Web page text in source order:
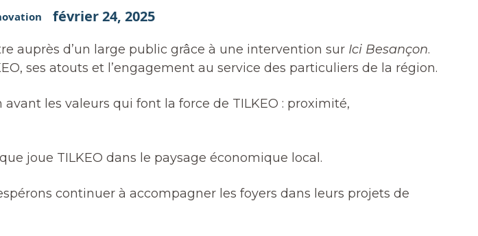
février 24, 2025
auprès d’un large public grâce à une intervention sur Ici Besançon.
ses atouts et l’engagement au service des particuliers de la région.
les valeurs qui font la force de TILKEO : proximité,
joue TILKEO dans le paysage économique local.
continuer à accompagner les foyers dans leurs projets de